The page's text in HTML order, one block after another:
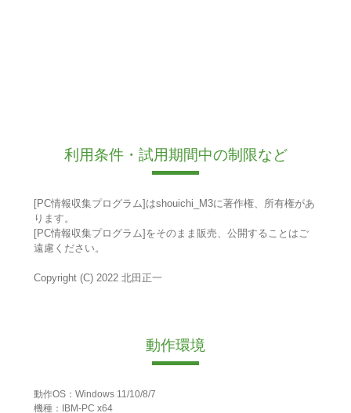
利用条件・試用期間中の制限など
[PC情報収集プログラム]はshouichi_M3に著作権、所有権があ
ります。
[PC情報収集プログラム]をそのまま販売、公開することはご
遠慮ください。
Copyright (C) 2022 北田正一
動作環境
動作OS：Windows 11/10/8/7
機種：IBM-PC x64